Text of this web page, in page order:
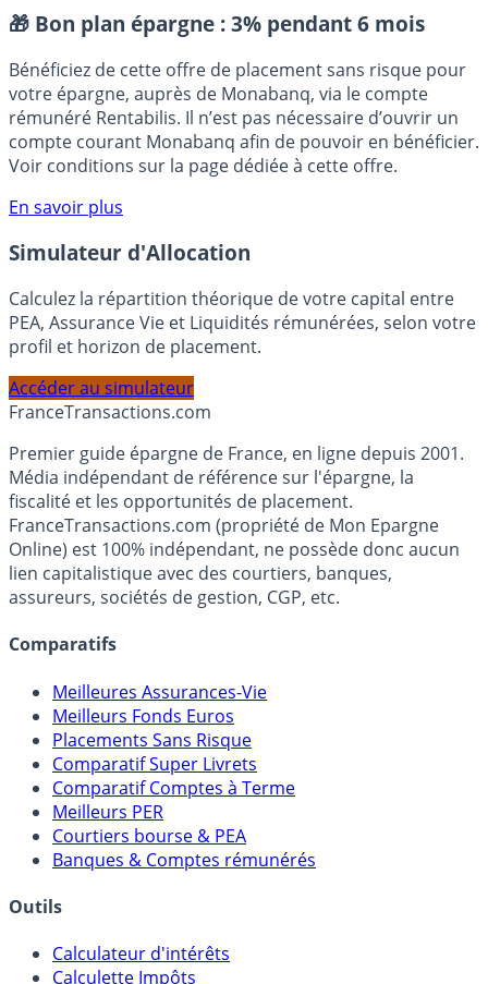
Placement sans risque
🎁 Bon plan épargne : 3% pendant 6 mois
Bénéficiez de cette offre de placement sans risque pour
votre épargne, auprès de Monabanq, via le compte
rémunéré Rentabilis. Il n’est pas nécessaire d’ouvrir un
Voir conditions sur la page dédiée à cette offre.
En savoir plus
Simulateur d'Allocation
Calculez la répartition théorique de votre capital entre
profil et horizon de placement.
FranceTransactions.com
Premier guide épargne de France, en ligne depuis 2001.
Média indépendant de référence sur l'épargne, la
fiscalité et les opportunités de placement.
FranceTransactions.com (propriété de Mon Epargne
Online) est 100% indépendant, ne possède donc aucun
assureurs, sociétés de gestion, CGP, etc.
Comparatifs
Meilleures Assurances-Vie
Meilleurs Fonds Euros
Placements Sans Risque
Comparatif Super Livrets
Comparatif Comptes à Terme
Meilleurs PER
Banques & Comptes rémunérés
Outils